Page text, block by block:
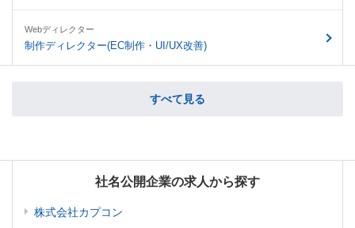
Webディレクター
制作ディレクター(EC制作・UI/UX改善)
すべて見る
社名公開企業の求人から探す
株式会社カプコン